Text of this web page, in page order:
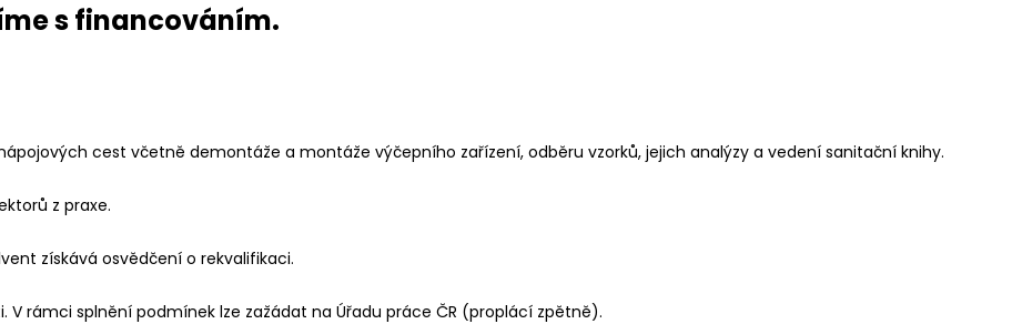
s financováním.
cest včetně demontáže a montáže výčepního zařízení, odběru vzorků, jejich analýzy a vedení sanitační knihy.
z praxe.
získává osvědčení o rekvalifikaci.
rámci splnění podmínek lze zažádat na Úřadu práce ČR (proplácí zpětně).